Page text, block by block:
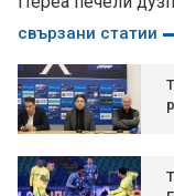
свързани статии